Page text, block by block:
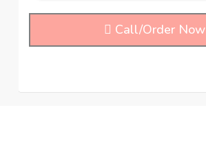
Call/Order Now